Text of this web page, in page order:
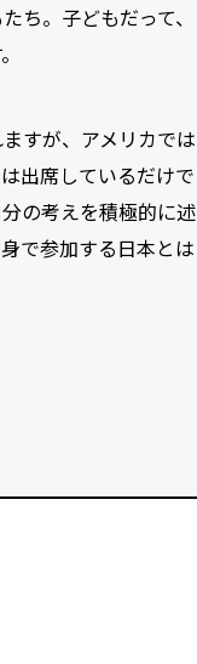
ち。子どもだって、
すが、アメリカでは
出席しているだけで
の考えを積極的に述
で参加する日本とは